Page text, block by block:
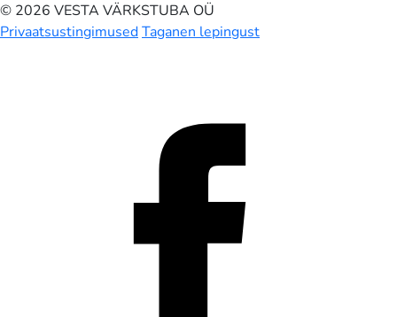
© 2026 VESTA VÄRKSTUBA OÜ
PrivaatsustingimusedTaganen lepingust